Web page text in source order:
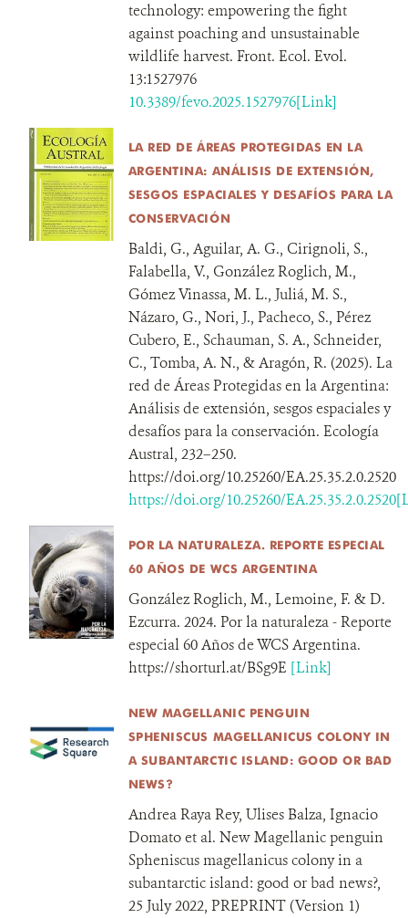
technology: empowering the fight
against poaching and unsustainable
wildlife harvest. Front. Ecol. Evol.
13:1527976
10.3389/fevo.2025.1527976[Link]
LA RED DE ÁREAS PROTEGIDAS EN LA
ARGENTINA: ANÁLISIS DE EXTENSIÓN,
SESGOS ESPACIALES Y DESAFÍOS PARA LA
CONSERVACIÓN
Baldi, G., Aguilar, A. G., Cirignoli, S.,
Falabella, V., González Roglich, M.,
Gómez Vinassa, M. L., Juliá, M. S.,
Názaro, G., Nori, J., Pacheco, S., Pérez
Cubero, E., Schauman, S. A., Schneider,
C., Tomba, A. N., & Aragón, R. (2025). La
red de Áreas Protegidas en la Argentina:
Análisis de extensión, sesgos espaciales y
desafíos para la conservación. Ecología
Austral, 232–250.
https://doi.org/10.25260/EA.25.35.2.0.2520
https://doi.org/10.25260/
POR LA NATURALEZA. REPORTE ESPECIAL
60 AÑOS DE WCS ARGENTINA
González Roglich, M., Lemoine, F. & D.
Ezcurra. 2024. Por la naturaleza - Reporte
especial 60 Años de WCS Argentina.
https://shorturl.at/BSg9E [Link]
NEW MAGELLANIC PENGUIN
SPHENISCUS MAGELLANICUS COLONY IN
A SUBANTARCTIC ISLAND: GOOD OR BAD
NEWS?
Andrea Raya Rey, Ulises Balza, Ignacio
Domato et al. New Magellanic penguin
Spheniscus magellanicus colony in a
subantarctic island: good or bad news?,
25 July 2022, PREPRINT (Version 1)